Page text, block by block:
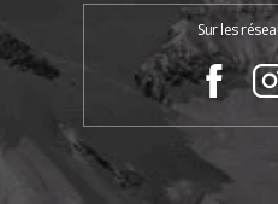
Sur les